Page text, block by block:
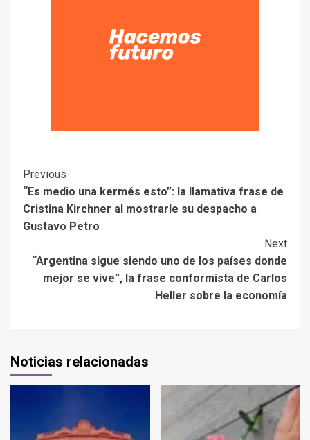
Previous
“Es medio una kermés esto”: la llamativa frase de
Cristina Kirchner al mostrarle su despacho a
Gustavo Petro
Next
“Argentina sigue siendo uno de los países donde
mejor se vive”, la frase conformista de Carlos
Heller sobre la economía
Noticias relacionadas